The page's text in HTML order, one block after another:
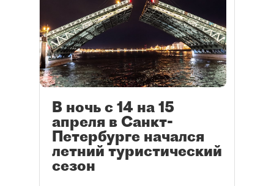
В ночь с 14 на 15
апреля в Санкт-
Петербурге начался
летний туристический
сезон